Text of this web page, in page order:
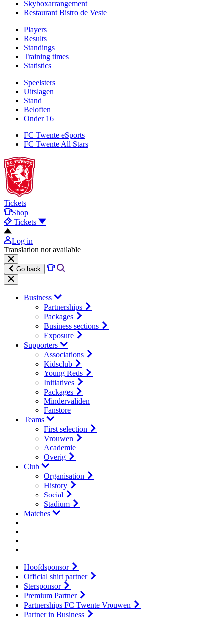
Skyboxarrangement
Restaurant Bistro de Veste
Players
Results
Standings
Training times
Statistics
Speelsters
Uitslagen
Stand
Beloften
Onder 16
FC Twente eSports
FC Twente All Stars
Tickets
Shop
Tickets
Log in
Translation not available
Go back
Business
Partnerships
Packages
Business sections
Exposure
Supporters
Associations
Kidsclub
Young Reds
Initiatives
Packages
Mindervaliden
Fanstore
Teams
First selection
Vrouwen
Academie
Overig
Club
Organisation
History
Social
Stadium
Matches
Hoofdsponsor
Official shirt partner
Stersponsor
Premium Partner
Partnerships FC Twente Vrouwen
Partner in Business